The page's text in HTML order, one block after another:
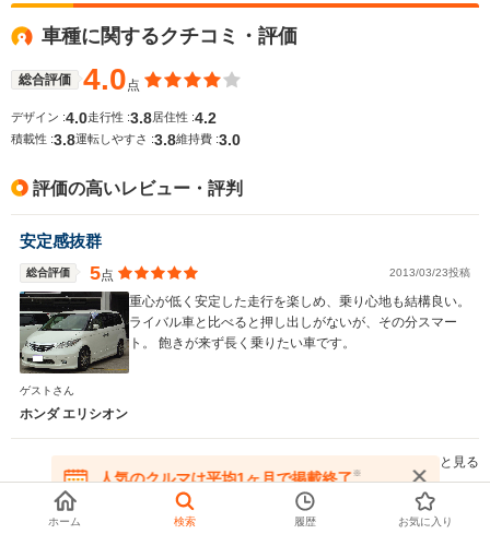
車種に関するクチコミ・評価
総合評価 4.0点
デザイン :4.0走行性 :3.8居住性 :4.2
積載性 :3.8運転しやすさ :3.8維持費 :3.0
評価の高いレビュー・評判
安定感抜群
総合評価 5点 2013/03/23投稿
重心が低く安定した走行を楽しめ、乗り心地も結構良い。
ライバル車と比べると押し出しがないが、その分スマー
ト。 飽きが来ず長く乗りたい車です。
ゲストさん
ホンダ エリシオン
もっと見る
評価の低いレビュー・評判
人気のクルマは平均1ヶ月で掲載終了※
在庫が無くなる前にお問い合わせください
ホーム 検索 履歴 お気に入り